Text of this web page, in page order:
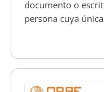
documento o
persona cuya
de cambio. El
fianza de abo…